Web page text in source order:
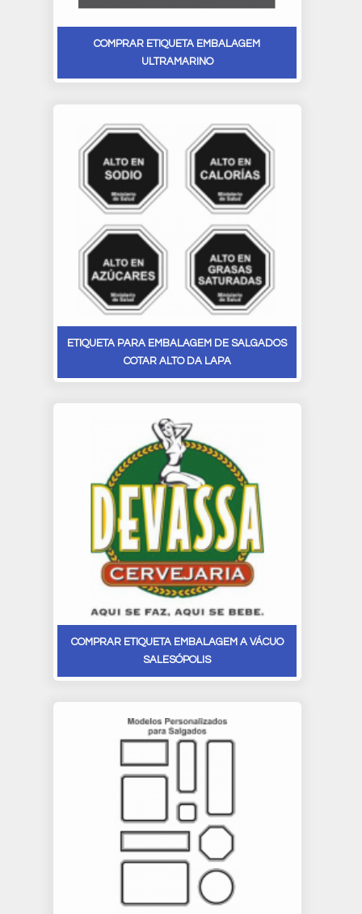
COMPRAR ETIQUETA EMBALAGEM
ULTRAMARINO
ETIQUETA PARA EMBALAGEM DE SALGADOS
COTAR ALTO DA LAPA
COMPRAR ETIQUETA EMBALAGEM A VÁCUO
SALESÓPOLIS